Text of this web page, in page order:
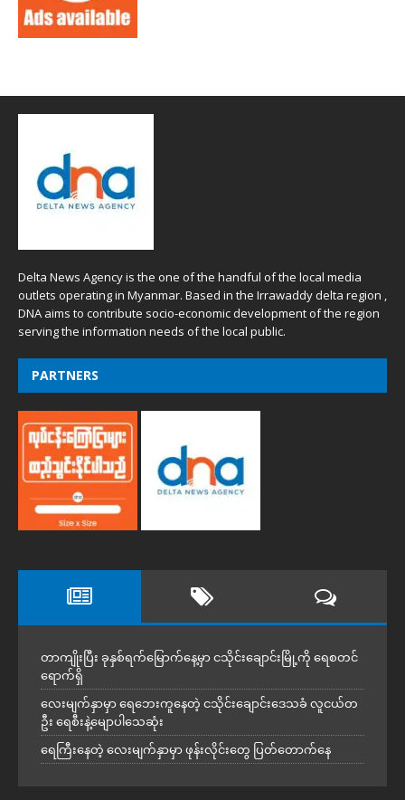
Delta News Agency is the one of the handful of the local media
outlets operating in Myanmar. Based in the Irrawaddy delta region ,
DNA aims to contribute socio-economic development of the region
serving the information needs of the local public.
PARTNERS
တာကျိုးပြီး ခုနှစ်ရက်မြောက်နေ့မှာ ငသိုင်းချောင်းမြို့ကို ရေစတင်
ရောက်ရှိ
လေးမျက်နှာမှာ ရေဘေးကူနေတဲ့ ငသိုင်းချောင်းဒေသခံ လူငယ်တ
ဦး ရေစီးနဲ့မျောပါသေဆုံး
ရေကြီးနေတဲ့ လေးမျက်နှာမှာ ဖုန်းလိုင်းတွေ ပြတ်တောက်နေ